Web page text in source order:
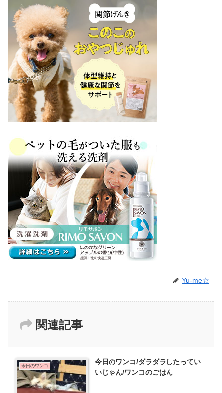
Yu-me☆
関連記事
今日のワンコ
今日のワンコ/ダラダラしたってい
いじゃん/ワンコのごはん